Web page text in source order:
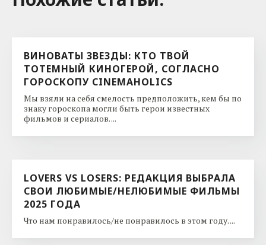
ВИНОВАТЫ ЗВЕЗДЫ: КТО ТВОЙ
ТОТЕМНЫЙ КИНОГЕРОЙ, СОГЛАСНО
ГОРОСКОПУ CINEMAHOLICS
Мы взяли на себя смелость предположить, кем бы по
знаку гороскопа могли быть герои известных
фильмов и сериалов. ...
LOVERS VS LOSERS: РЕДАКЦИЯ ВЫБРАЛА
СВОИ ЛЮБИМЫЕ/НЕЛЮБИМЫЕ ФИЛЬМЫ
2025 ГОДА
Что нам понравилось/не понравилось в этом году. ...